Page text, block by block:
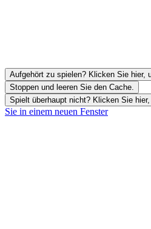
Aufgehört zu spielen? Klicken Sie hier,
Stoppen und leeren Sie den Cache.
Spielt überhaupt nicht? Klicken Sie
Sie in einem neuen Fenster